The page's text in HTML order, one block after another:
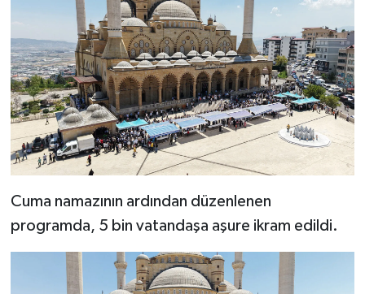
Cuma namazının ardından düzenlenen
programda, 5 bin vatandaşa aşure ikram edildi.
ÜÇÜNCÜ SAYFA
BİLİMNET
Yemek
SİVİL TOPLUM
KİM KİMDİR
ÇEK GÖNDER